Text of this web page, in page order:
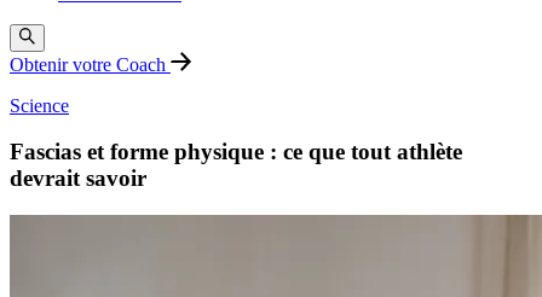
Obtenir votre Coach
Science
Fascias et forme physique : ce que tout athlète
devrait savoir